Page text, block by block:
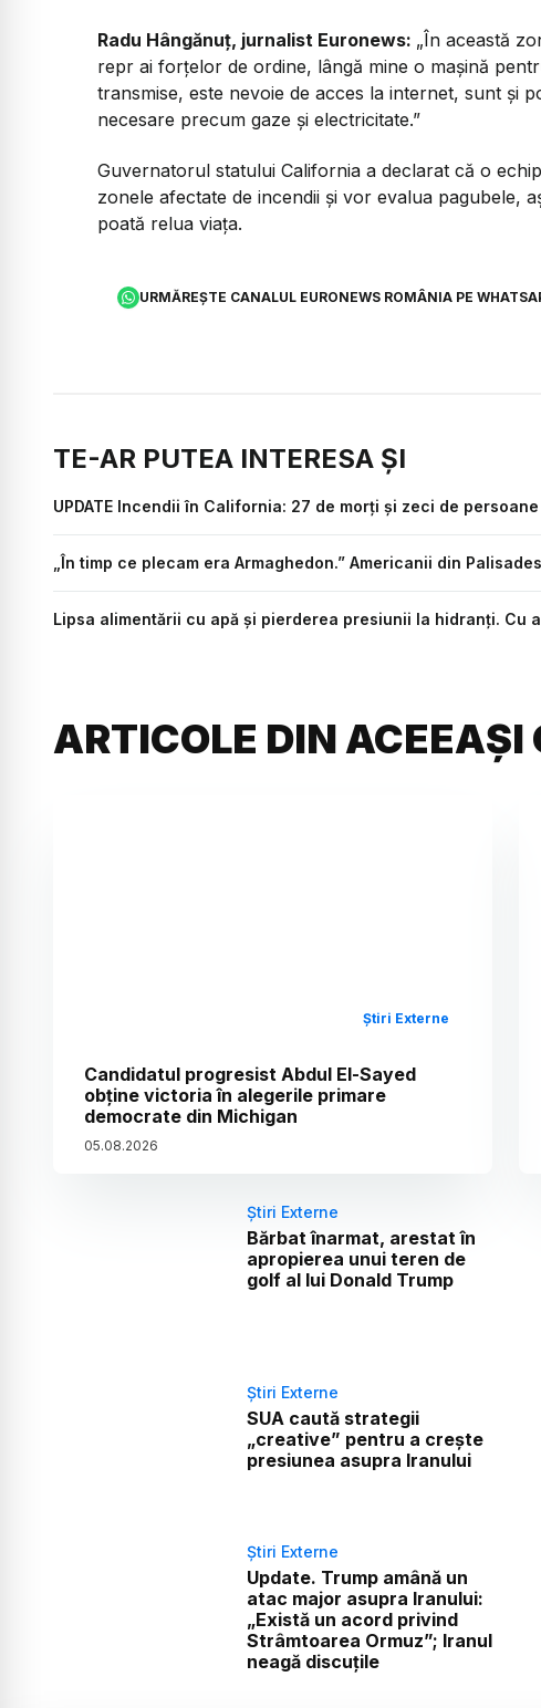
Radu Hângănuț, jurnalist Euronews: „În această
repr ai forțelor de ordine, lângă mine o mașină
transmise, este nevoie de acces la internet, sunt și
necesare precum gaze și electricitate.”
Guvernatorul statului California a declarat că o
zonele afectate de incendii și vor evalua pagubele,
poată relua viața.
URMĂREȘTE CANALUL EURONEWS ROMÂNIA PE
TE-AR PUTEA INTERESA ȘI
UPDATE Incendii în California: 27 de morți și zeci de
„În timp ce plecam era Armaghedon.” Americanii din
Lipsa alimentării cu apă și pierderea presiunii la hidranți. Cu
ARTICOLE DIN ACEEAȘI
Știri Externe
Candidatul progresist Abdul El-Sayed
obține victoria în alegerile primare
democrate din Michigan
05.08.2026
Știri Externe
Bărbat înarmat, arestat în
apropierea unui teren de
golf al lui Donald Trump
Știri Externe
SUA caută strategii
„creative” pentru a crește
presiunea asupra Iranului
Știri Externe
Update. Trump amână un
atac major asupra Iranului:
„Există un acord privind
Strâmtoarea Ormuz”; Iranul
neagă discuțile